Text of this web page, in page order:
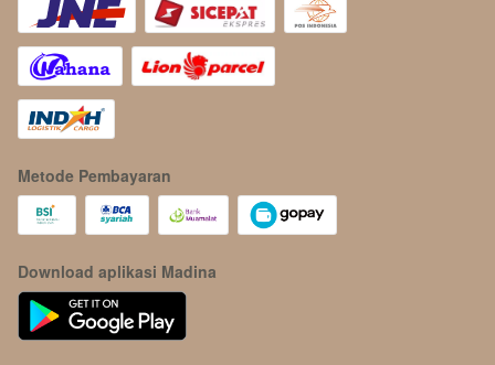
Metode Pembayaran
Download aplikasi Madina